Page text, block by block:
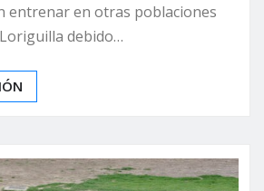
entrenar en otras poblaciones
debido…